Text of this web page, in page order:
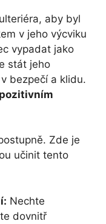
aby byl
v jeho výcviku
vypadat jako
stát jeho
bezpečí a klidu.
Zde je
učinit tento
Nechte
dovnitř